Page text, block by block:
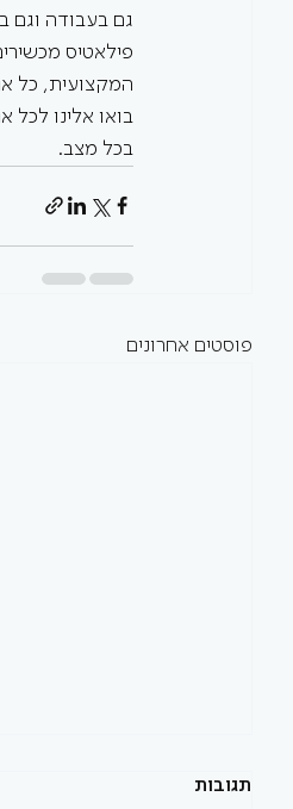
גם בעבודה וגם
פילאטיס
המקצועית, כל
בכל מצב.
פוסטים אחרונים
תגובות